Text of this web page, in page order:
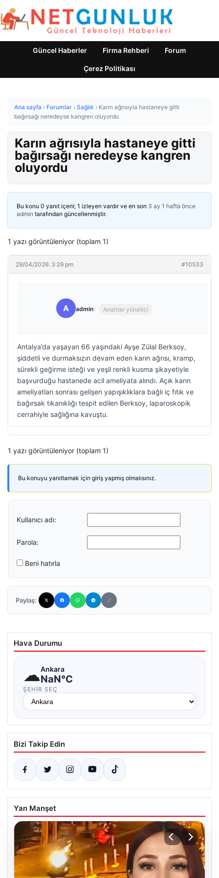
Güncel Haberler Firma Rehberi Forum
Çerez Politikası
Ana sayfa › Forumlar › Sağlık › Karın ağrısıyla hastaneye gitti
bağırsağı neredeyse kangren oluyordu
Karın ağrısıyla hastaneye gitti
bağırsağı neredeyse kangren
oluyordu
Bu konu 0 yanıt içerir, 1 izleyen vardır ve en son 3 ay 1 hafta önce
admin tarafından güncellenmiştir.
1 yazı görüntüleniyor (toplam 1)
29/04/2026: 3:29 pm #10533
A admin Anahtar yönetici
Antalya’da yaşayan 66 yaşındaki Ayşe Zülal Berksoy,
şiddetli ve durmaksızın devam eden karın ağrısı, kramp,
sürekli geğirme isteği ve yeşil renkli kusma şikayetiyle
başvurduğu hastanede acil ameliyata alındı. Açık karın
ameliyatları sonrası gelişen yapışıklıklara bağlı iç fıtık ve
bağırsak tıkanıklığı tespit edilen Berksoy, laparoskopik
cerrahiyle sağlığına kavuştu.
1 yazı görüntüleniyor (toplam 1)
Bu konuyu yanıtlamak için giriş yapmış olmalısınız.
Kullanıcı adı:
Parola:
Beni hatırla
Paylaş:
Hava Durumu
☁Ankara
NaN°C
ŞEHIR SEÇ
Bizi Takip Edin
Yan Manşet